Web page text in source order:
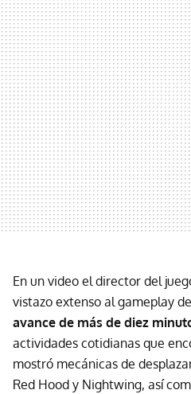
En un video el director del
vistazo extenso al gameplay de
avance de más de diez
actividades cotidianas que
mostró mecánicas de
Red Hood y Nightwing, así